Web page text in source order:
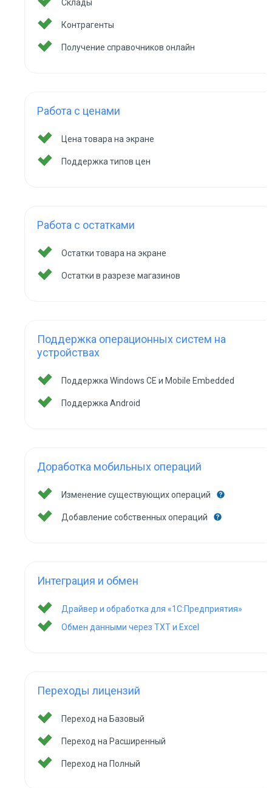
Склады
Контрагенты
Получение справочников онлайн
Работа с ценами
Цена товара на экране
Поддержка типов цен
Работа с остатками
Остатки товара на экране
Остатки в разрезе магазинов
Поддержка операционных систем на
устройствах
Поддержка Windows CE и Mobile Embedded
Поддержка Android
Доработка мобильных операций
Изменение существующих операций
Добавление собственных операций
Интеграция и обмен
Драйвер и обработка для «1С:Предприятия»
Обмен данными через TXT и Excel
Переходы лицензий
Переход на Базовый
Переход на Расширенный
Переход на Полный